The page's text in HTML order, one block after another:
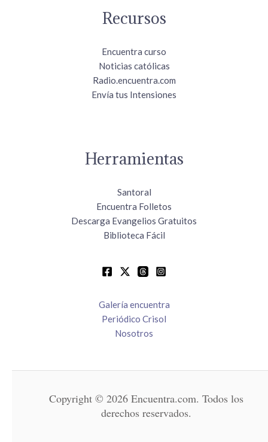
Recursos
Encuentra curso
Noticias católicas
Radio.encuentra.com
Envía tus Intensiones
Herramientas
Santoral
Encuentra Folletos
Descarga Evangelios Gratuitos
Biblioteca Fácil
Galería encuentra
Periódico Crisol
Nosotros
Copyright © 2026 Encuentra.com. Todos los
derechos reservados.